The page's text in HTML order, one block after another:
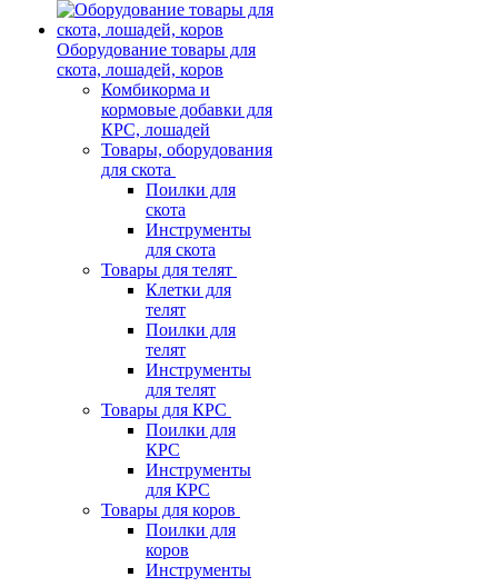
Оборудование товары для
скота, лошадей, коров
Комбикорма и
кормовые добавки для
КРС, лошадей
Товары, оборудования
для скота
Поилки для
скота
Инструменты
для скота
Товары для телят
Клетки для
телят
Поилки для
телят
Инструменты
для телят
Товары для КРС
Поилки для
КРС
Инструменты
для КРС
Товары для коров
Поилки для
коров
Инструменты